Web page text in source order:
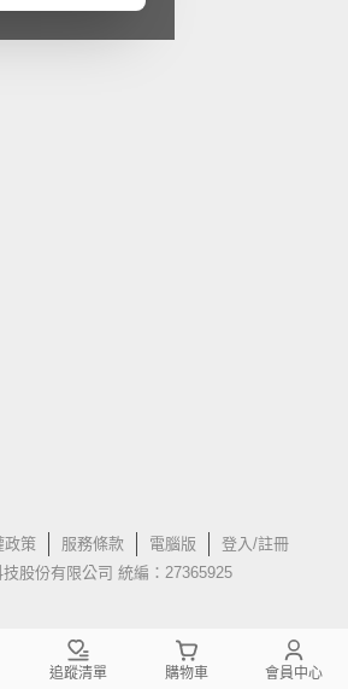
政策 服務條款 電腦版
登入/註冊
股份有限公司 統編：27365925
追蹤清單 購物車 會員中心